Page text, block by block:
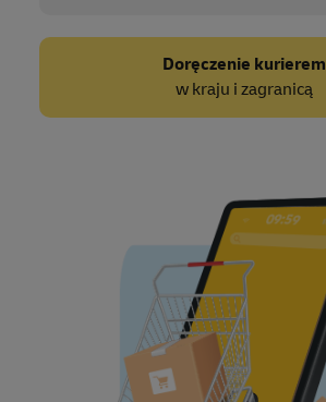
Doręczenie kurierem
w kraju i zagranicą